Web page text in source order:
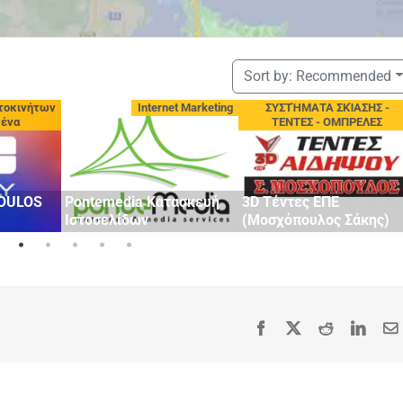
Sort by: Recommended
Internet Marketing
Pontemedia Κατασκευή
Ιστοσελίδων
ΣΥΣΤΉΜΑΤΑ ΣΚΊΑΣΗΣ -
ΤΕΝΤΕΣ - ΟΜΠΡΕΛΕΣ
3D Τέντες ΕΠΕ
(Μοσχόπουλος Σάκης)
Facebook Reddit